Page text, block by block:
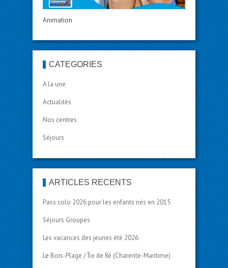
Animation
CATÉGORIES
A la une
Actualités
Nos centres
Séjours
ARTICLES RÉCENTS
Pass colo 2026 pour les enfants nés en 2015
Séjours Groupes
Les vacances des jeunes été 2026
Le Bois-Plage / Île de Ré (Charente-Maritime)